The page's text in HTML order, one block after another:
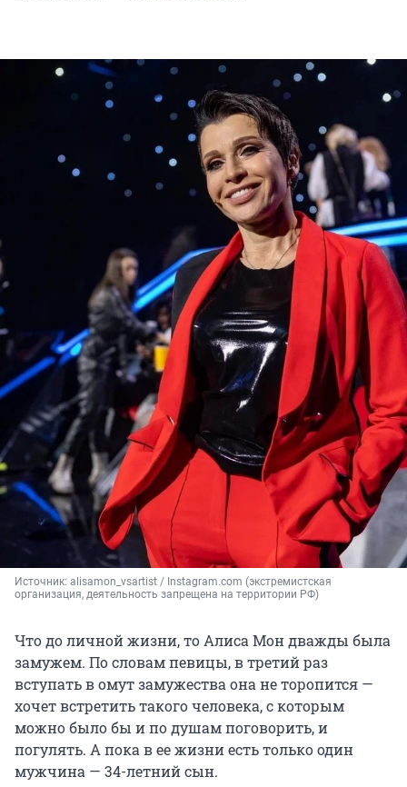
Источник: alisamon_vsartist / Instagram.com (экстремистская
организация, деятельность запрещена на территории РФ)
Что до личной жизни, то Алиса Мон дважды была
замужем. По словам певицы, в третий раз
вступать в омут замужества она не торопится —
хочет встретить такого человека, с которым
можно было бы и по душам поговорить, и
погулять. А пока в ее жизни есть только один
мужчина — 34-летний сын.